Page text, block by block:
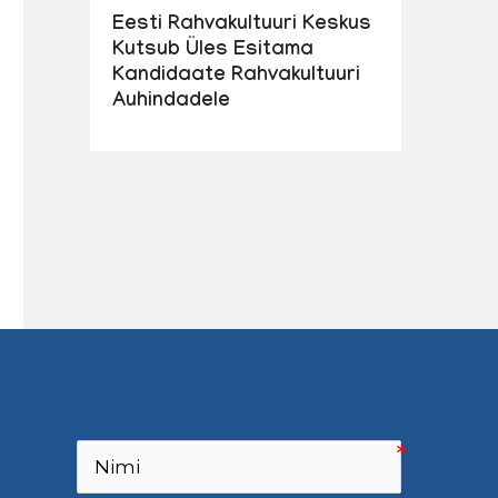
Eesti Rahvakultuuri Keskus
Kutsub Üles Esitama
Kandidaate Rahvakultuuri
Auhindadele